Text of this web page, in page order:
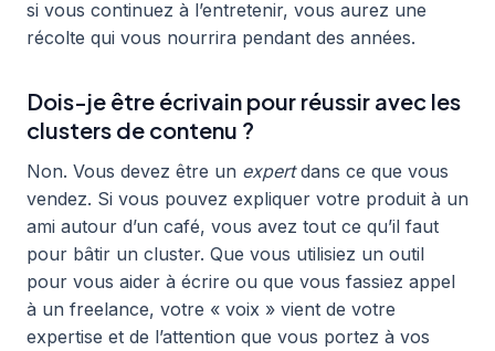
si vous continuez à l’entretenir, vous aurez une
récolte qui vous nourrira pendant des années.
Dois-je être écrivain pour réussir avec les
clusters de contenu ?
Non. Vous devez être un expertdans ce que vous
vendez. Si vous pouvez expliquer votre produit à un
ami autour d’un café, vous avez tout ce qu’il faut
pour bâtir un cluster. Que vous utilisiez un outil
pour vous aider à écrire ou que vous fassiez appel
à un freelance, votre « voix » vient de votre
expertise et de l’attention que vous portez à vos